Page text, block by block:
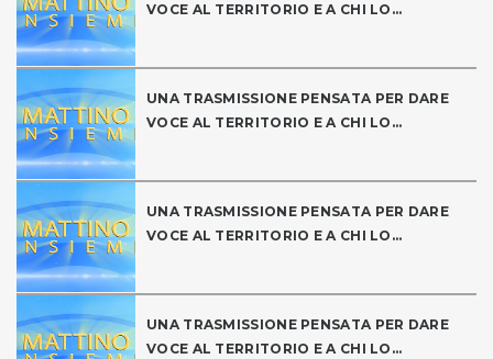
VOCE AL TERRITORIO E A CHI LO...
UNA TRASMISSIONE PENSATA PER DARE
VOCE AL TERRITORIO E A CHI LO...
UNA TRASMISSIONE PENSATA PER DARE
VOCE AL TERRITORIO E A CHI LO...
UNA TRASMISSIONE PENSATA PER DARE
VOCE AL TERRITORIO E A CHI LO...